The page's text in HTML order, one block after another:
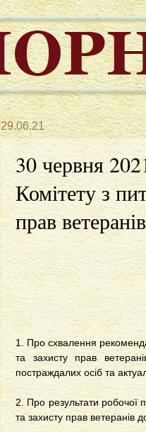
29.06.21
30 червня
Комітету з
прав
1. Про схвалення
та захисту прав
постраждалих осіб та
2. Про результати робочої
та захисту прав ветеранів